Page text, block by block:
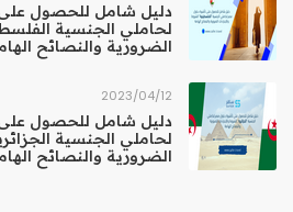
دليل شامل للحصول
لحاملي الجنسية
الضرورية والنصائح
12‏/04‏/2023
دليل شامل للحصول
لحاملي الجنسية
الضرورية والنصائح